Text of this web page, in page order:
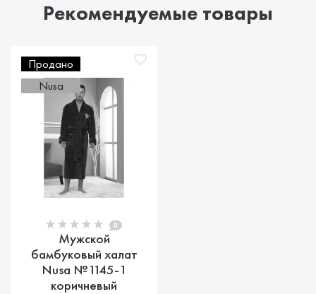
Рекомендуемые товары
Продано
Nusa
0
Мужской
бамбуковый халат
Nusa №1145-1
коричневый